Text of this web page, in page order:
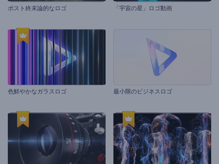
ポスト終末論的なロゴ 「宇宙の星」ロゴ動画
色鮮やかなガラスロゴ 最小限のビジネスロゴ